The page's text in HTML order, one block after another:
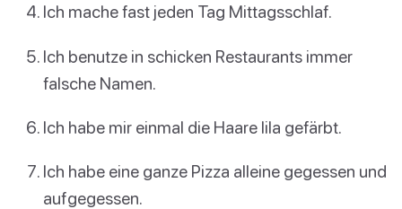
Ich mache fast jeden Tag Mittagsschlaf.
Ich benutze in schicken Restaurants immer
falsche Namen.
Ich habe mir einmal die Haare lila gefärbt.
Ich habe eine ganze Pizza alleine gegessen und
aufgegessen.